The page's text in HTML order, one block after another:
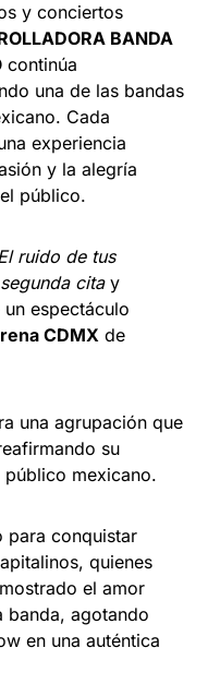
y conciertos
BANDA
continúa
una de las bandas
Cada
experiencia
y la alegría
público.
ruido de tus
citay
espectáculo
CDMX de
una agrupación que
su
mexicano.
para conquistar
quienes
el amor
banda, agotando
en una auténtica